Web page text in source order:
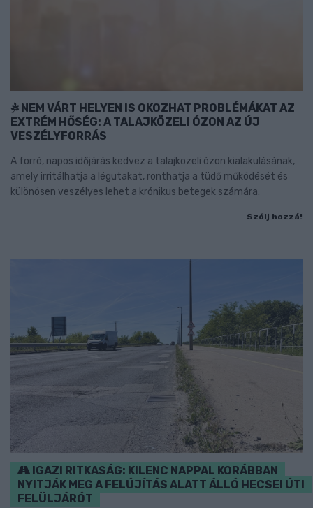
NEM VÁRT HELYEN IS OKOZHAT PROBLÉMÁKAT AZ
EXTRÉM HŐSÉG: A TALAJKÖZELI ÓZON AZ ÚJ
VESZÉLYFORRÁS
A forró, napos időjárás kedvez a talajközeli ózon kialakulásának,
amely irritálhatja a légutakat, ronthatja a tüdő működését és
különösen veszélyes lehet a krónikus betegek számára.
Szólj hozzá!
IGAZI RITKASÁG: KILENC NAPPAL KORÁBBAN
NYITJÁK MEG A FELÚJÍTÁS ALATT ÁLLÓ HECSEI ÚTI
FELÜLJÁRÓT